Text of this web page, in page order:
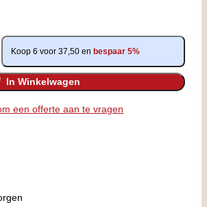
Koop 6 voor 37,50 en bespaar5%
In Winkelwagen
een offerte aan te vragen